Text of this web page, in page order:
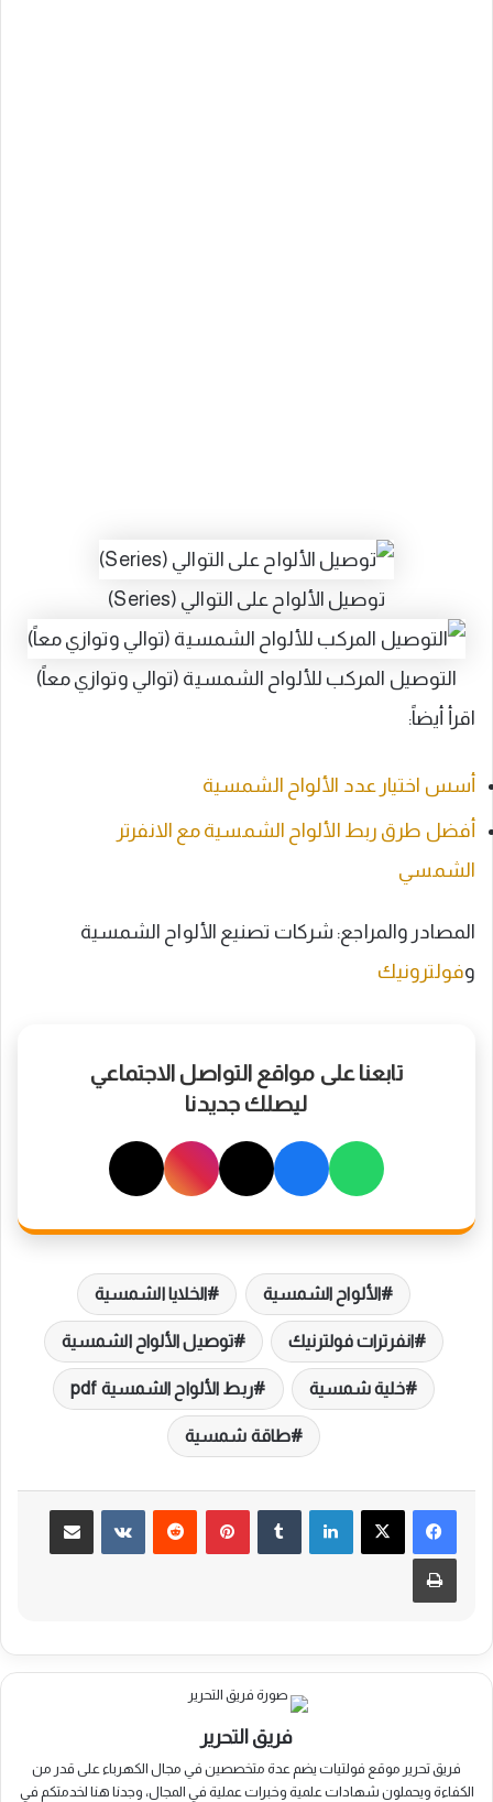
توصيل الألواح على التوالي (Series)
التوصيل المركب للألواح الشمسية (توالي وتوازي معاً)
اقرأ أيضاً:
أسس اختيار عدد الألواح الشمسية
أفضل طرق ربط الألواح الشمسية مع الانفرتر
الشمسي
المصادر والمراجع: شركات تصنيع الألواح الشمسية
وفولترونيك
تابعنا على مواقع التواصل الاجتماعي
ليصلك جديدنا
الألواح الشمسية الخلايا الشمسية
انفرترات فولترنيك توصيل الألواح الشمسية
خلية شمسية ربط الألواح الشمسية pdf
طاقة شمسية
لينكدإن بينتيريست مشاركة عبر البريد
طباعة
فريق التحرير
فريق تحرير موقع فولتيات يضم عدة متخصصين في مجال الكهرباء على قدر من
الكفاءة ويحملون شهادات علمية وخبرات عملية في المجال، وجدنا هنا لخدمتكم في